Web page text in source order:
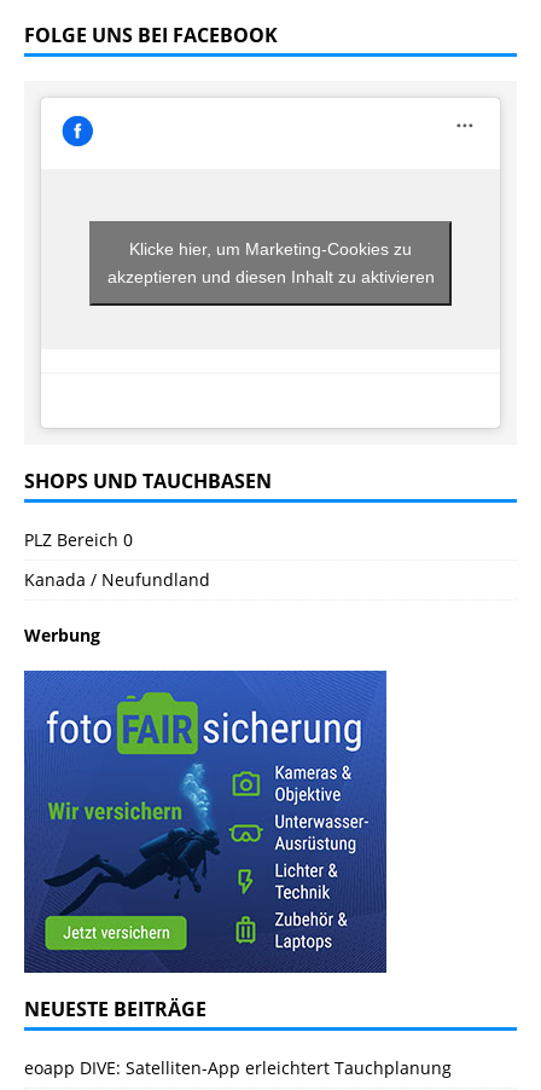
FOLGE UNS BEI FACEBOOK
Klicke hier, um Marketing-Cookies zu
akzeptieren und diesen Inhalt zu aktivieren
SHOPS UND TAUCHBASEN
PLZ Bereich 0
Kanada / Neufundland
Werbung
NEUESTE BEITRÄGE
eoapp DIVE: Satelliten-App erleichtert Tauchplanung